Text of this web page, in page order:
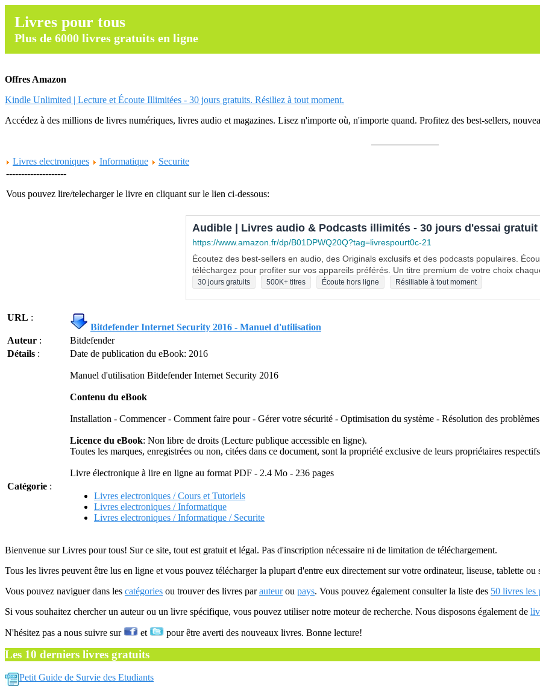
Livres pour tous
Plus de 6000 livres gratuits en ligne
Offres Amazon
Kindle Unlimited | Lecture et Écoute Illimitées - 30 jours gratuits. Résiliez à tout moment.
Accédez à des millions de livres numériques, livres audio et magazines. Lisez n'importe où, n'importe quand. Profitez des best-sellers,
Livres electroniques
Informatique
Securite
--------------------
Vous pouvez lire/telecharger le livre en cliquant sur le lien ci-dessous:
Audible | Livres audio & Podcasts illimités - 30 jours d'essai gratuit
https://www.amazon.fr/dp/B01DPWQ20Q?tag=livrespourt0c-21
Écoutez des best-sellers en audio, des Originals exclusifs et des podcasts populaires.
téléchargez pour profiter sur vos appareils préférés. Un titre premium de votre choix
30 jours gratuits 500K+ titres Écoute hors ligne Résiliable à tout moment
URL :
Bitdefender Internet Security 2016 - Manuel d'utilisation
Auteur :
Bitdefender
Détails : Date de publication du eBook: 2016
Manuel d'utilisation Bitdefender Internet Security 2016
Contenu du eBook
Installation - Commencer - Comment faire pour - Gérer votre sécurité - Optimisation du système - Résolution des problèmes
Licence du eBook: Non libre de droits (Lecture publique accessible en ligne).
Toutes les marques, enregistrées ou non, citées dans ce document, sont la propriété exclusive de leurs propriétaires
Livre électronique à lire en ligne au format PDF - 2.4 Mo - 236 pages
Catégorie :
Livres electroniques / Cours et Tutoriels
Livres electroniques / Informatique
Livres electroniques / Informatique / Securite
Bienvenue sur Livres pour tous! Sur ce site, tout est gratuit et légal. Pas d'inscription nécessaire ni de limitation de téléchargement.
Tous les livres peuvent être lus en ligne et vous pouvez télécharger la plupart d'entre eux directement sur votre ordinateur, liseuse, tablette ou
Vous pouvez naviguer dans les catégories ou trouver des livres parauteurou pays. Vous pouvez également consulter la liste des 50 livres les
Si vous souhaitez chercher un auteur ou un livre spécifique, vous pouvez utiliser notre moteur de recherche. Nous disposons également de
N'hésitez pas a nous suivre sur et pour être averti des nouveaux livres. Bonne lecture!
Les 10 derniers livres gratuits
Petit Guide de Survie des Etudiants